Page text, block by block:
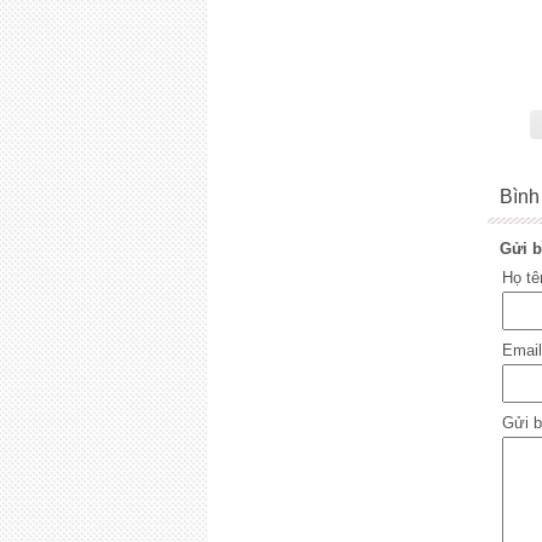
Gửi
Họ
Gửi